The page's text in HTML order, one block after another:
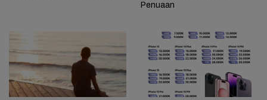
Penuaan